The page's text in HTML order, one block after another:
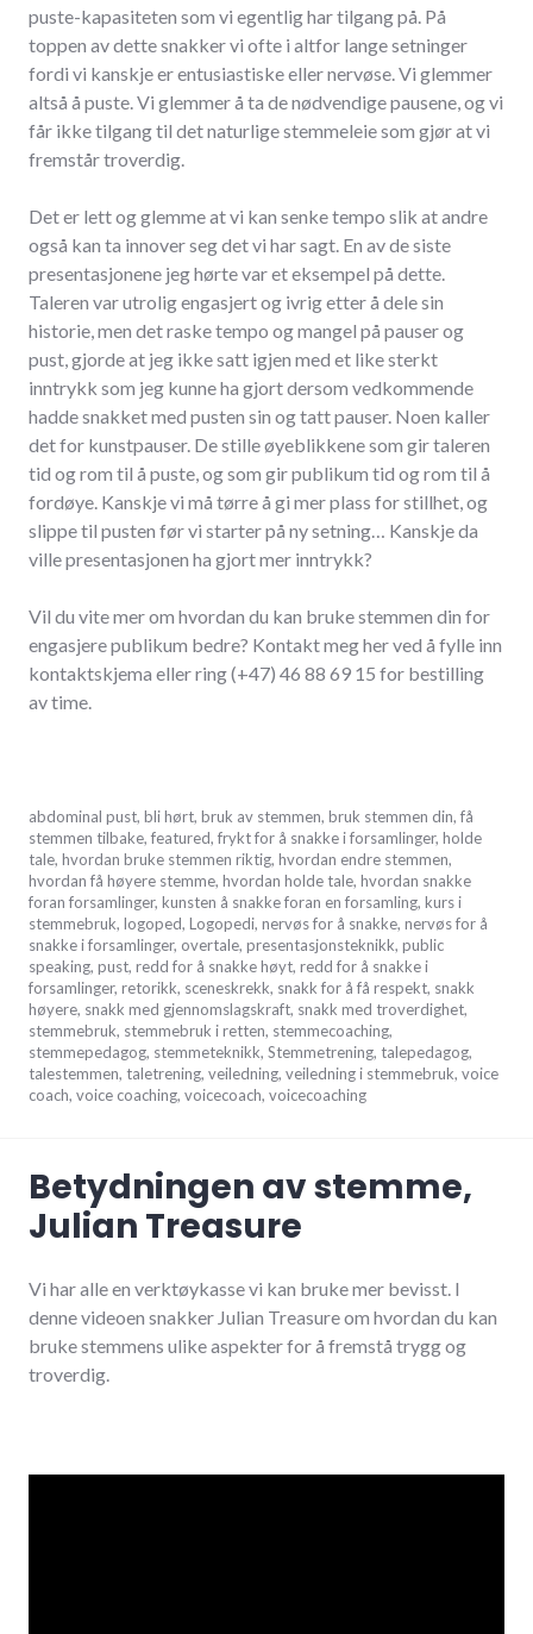
puste-kapasiteten som vi egentlig har tilgang på. På
toppen av dette snakker vi ofte i altfor lange setninger
fordi vi kanskje er entusiastiske eller nervøse. Vi glemmer
altså å puste. Vi glemmer å ta de nødvendige pausene, og vi
får ikke tilgang til det naturlige stemmeleie som gjør at vi
fremstår troverdig.
Det er lett og glemme at vi kan senke tempo slik at andre
også kan ta innover seg det vi har sagt. En av de siste
presentasjonene jeg hørte var et eksempel på dette.
Taleren var utrolig engasjert og ivrig etter å dele sin
historie, men det raske tempo og mangel på pauser og
pust, gjorde at jeg ikke satt igjen med et like sterkt
inntrykk som jeg kunne ha gjort dersom vedkommende
hadde snakket med pusten sin og tatt pauser. Noen kaller
det for kunstpauser. De stille øyeblikkene som gir taleren
tid og rom til å puste, og som gir publikum tid og rom til å
fordøye. Kanskje vi må tørre å gi mer plass for stillhet, og
slippe til pusten før vi starter på ny setning… Kanskje da
ville presentasjonen ha gjort mer inntrykk?
Vil du vite mer om hvordan du kan bruke stemmen din for
engasjere publikum bedre? Kontakt meg her ved å fylle inn
kontaktskjema eller ring (+47) 46 88 69 15 for bestilling
av time.
oktober
5,
2017
abdominal pust, bli hørt, bruk av stemmen, bruk stemmen din, få
stemmen tilbake, featured, frykt for å snakke i forsamlinger, holde
tale, hvordan bruke stemmen riktig, hvordan endre stemmen,
hvordan få høyere stemme, hvordan holde tale, hvordan snakke
foran forsamlinger, kunsten å snakke foran en forsamling, kurs i
stemmebruk, logoped, Logopedi, nervøs for å snakke, nervøs for å
snakke i forsamlinger, overtale, presentasjonsteknikk, public
speaking, pust, redd for å snakke høyt, redd for å snakke i
forsamlinger, retorikk, sceneskrekk, snakk for å få respekt, snakk
høyere, snakk med gjennomslagskraft, snakk med troverdighet,
stemmebruk, stemmebruk i retten, stemmecoaching,
stemmepedagog, stemmeteknikk, Stemmetrening, talepedagog,
talestemmen, taletrening, veiledning, veiledning i stemmebruk, voice
coach, voice coaching, voicecoach, voicecoaching
Betydningen av stemme,
Julian Treasure
Vi har alle en verktøykasse vi kan bruke mer bevisst. I
denne videoen snakker Julian Treasure om hvordan du kan
bruke stemmens ulike aspekter for å fremstå trygg og
troverdig.